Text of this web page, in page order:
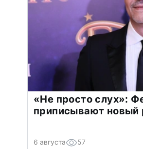
«Не просто слух»:
приписывают
6 августа 57